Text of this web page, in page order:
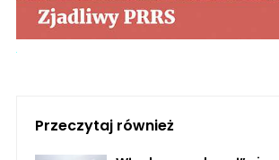
Przeczytaj również